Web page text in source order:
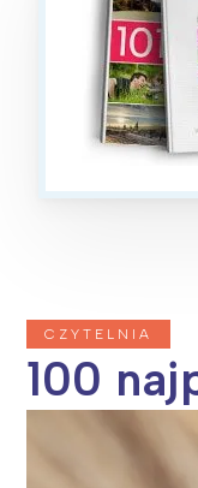
CZYTELNIA
100